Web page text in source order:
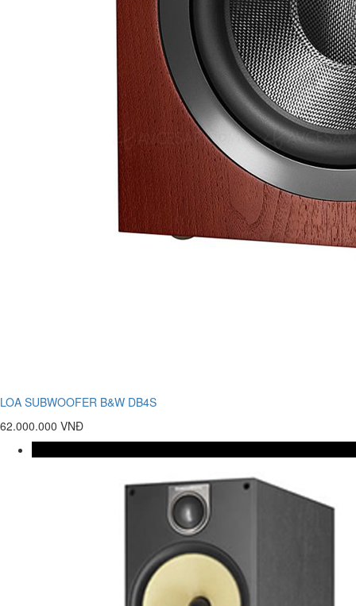
LOA SUBWOOFER B&W DB4S
62.000.000 VNĐ